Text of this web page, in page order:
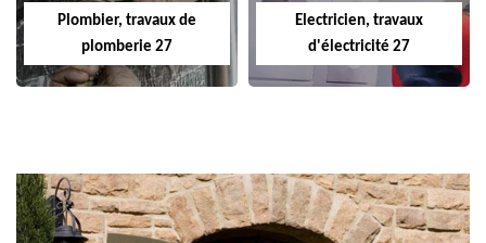
Plombier, travaux de
plomberie 27
Electricien, travaux
d'électricité 27